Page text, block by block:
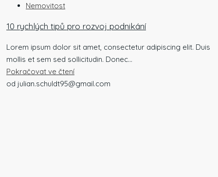
Nemovitost
10 rychlých tipů pro rozvoj podnikání
Lorem ipsum dolor sit amet, consectetur adipiscing elit. Duis
mollis et sem sed sollicitudin. Donec...
Pokračovat ve čtení
od julian.schuldt95@gmail.com